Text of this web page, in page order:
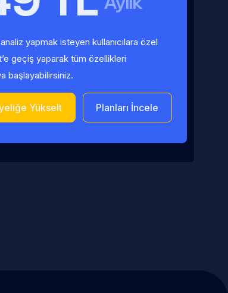
Aylık
yapmak isteyen kullanıcılara özel
geçiş yaparak tüm özellikleri
başlayabilirsiniz.
Yükselt Planları İncele